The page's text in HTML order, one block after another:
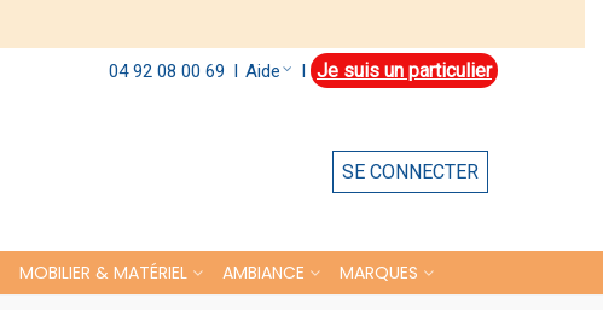
04 92 08 00 69 l Aide l Je suis un particulier
SE CONNECTER
MOBILIER & MATÉRIEL AMBIANCE MARQUES